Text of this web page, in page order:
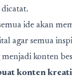
dicatat.
ide akan
agar semua
konten
konten